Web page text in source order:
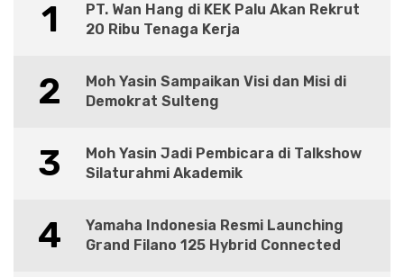
1
PT. Wan Hang di KEK Palu Akan Rekrut
20 Ribu Tenaga Kerja
2
Moh Yasin Sampaikan Visi dan Misi di
Demokrat Sulteng
3
Moh Yasin Jadi Pembicara di Talkshow
Silaturahmi Akademik
4
Yamaha Indonesia Resmi Launching
Grand Filano 125 Hybrid Connected